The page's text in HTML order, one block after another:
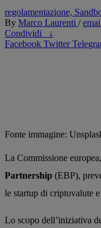
regolamentazione,
By Marco Laurenti /
Condividi
↓
Facebook Twitter
Fonte immagine:
La Commissione
Partnership (EBP),
le startup di criptovalute e
Lo scopo dell’iniziativa